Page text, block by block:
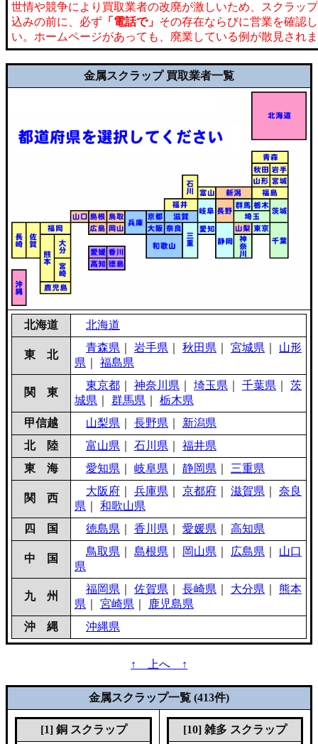
世情や競争により買取業者の改廃が激しいため、スクラッ
込みの前に、必ず 「電話で」 その存在ならびに営業を確認
い。ホームページがあっても、廃業している例が散見され
金属スクラップ 買取業者一覧
北海道 北海道
東 北
青森県 岩手県 秋田県 宮城県
山形
県
福島県
関 東
東京都 神奈川県 埼玉県 千葉県
茨
城県
群馬県
栃木県
甲信越
山梨県 長野県
新潟県
北 陸
富山県 石川県
福井県
東 海
愛知県 岐阜県 静岡県 三重県
関 西
大阪府 兵庫県 京都府 滋賀県
奈良
県
和歌山県
四 国
徳島県 香川県 愛媛県 高知県
中 国
鳥取県 島根県 岡山県 広島県
山口
県
九 州
福岡県 佐賀県 長崎県 大分県
熊本
県
宮崎県
鹿児島県
沖 縄
沖縄県
↑ 上へ ↑
金属スクラップ一覧 (413件)
[1] 銅 スクラップ
[10] 雑多 スクラップ